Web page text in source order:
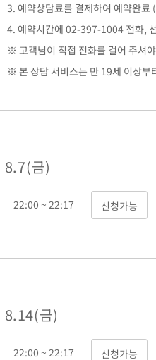
3. 예약상담료를 결제하여 예약완료
4. 예약시간에 02-397-1004 전화,
※ 고객님이 직접 전화를 걸어 주셔
※ 본 상담 서비스는 만 19세 이상부
8. 7 ( 금 )
22:00 ~ 22:17
8. 14 ( 금 )
22:00 ~ 22:17